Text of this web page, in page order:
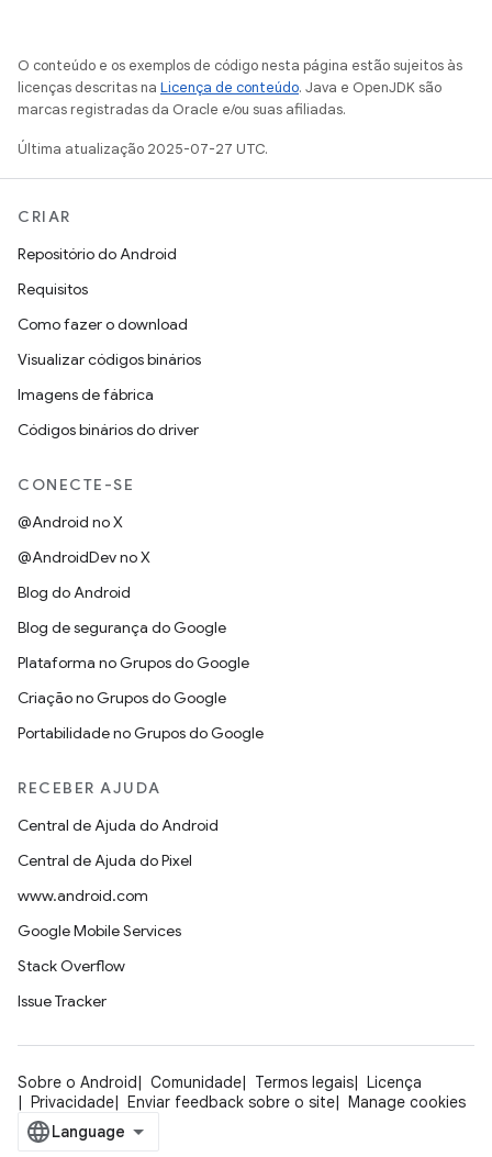
O conteúdo e os exemplos de código nesta página estão sujeitos às
licenças descritas na Licença de conteúdo. Java e OpenJDK são
marcas registradas da Oracle e/ou suas afiliadas.
Última atualização 2025-07-27 UTC.
CRIAR
Repositório do Android
Requisitos
Como fazer o download
Visualizar códigos binários
Imagens de fábrica
Códigos binários do driver
CONECTE-SE
@Android no X
@AndroidDev no X
Blog do Android
Blog de segurança do Google
Plataforma no Grupos do Google
Criação no Grupos do Google
Portabilidade no Grupos do Google
RECEBER AJUDA
Central de Ajuda do Android
Central de Ajuda do Pixel
www.android.com
Google Mobile Services
Stack Overflow
Issue Tracker
Sobre o Android Comunidade Termos legais
Licença
Privacidade
Enviar feedback sobre o site Manage cookies